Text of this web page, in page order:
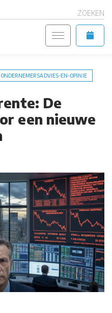
ZOEKEN
ONDERNEMERSADVIES-EN-OPINIE
De
een nieuwe